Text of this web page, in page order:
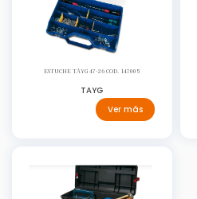
ESTUCHE TAYG 47-26 COD. 147005
TAYG
Ver más